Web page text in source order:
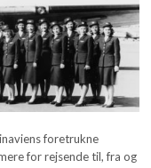
foretrukne
for rejsende til, fra og